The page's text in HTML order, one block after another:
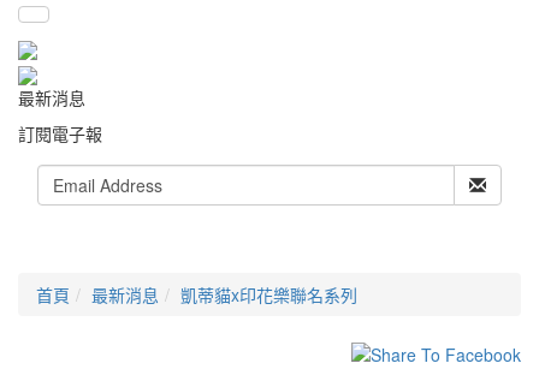
最新消息
訂閱電子報
首頁 最新消息 凱蒂貓x印花樂聯名系列